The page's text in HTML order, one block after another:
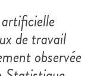
de travail
observée